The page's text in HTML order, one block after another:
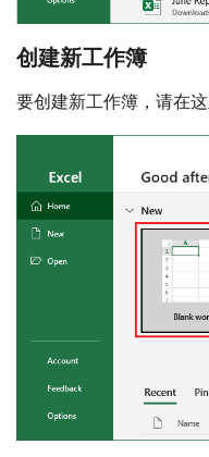
创建新工作簿
要创建新工作簿，请在